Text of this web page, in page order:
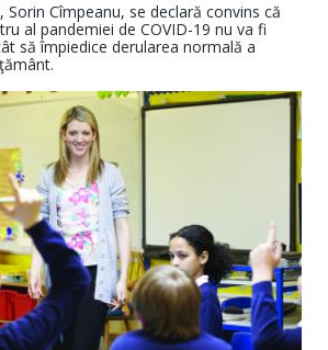
Sorin Cîmpeanu, se declară convins că
al pandemiei de COVID-19 nu va fi
să împiedice derularea normală a